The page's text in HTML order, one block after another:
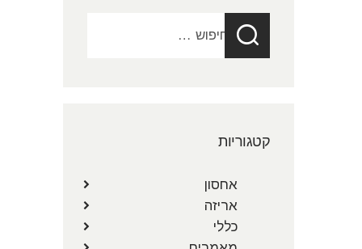
חיפוש:
קטגוריות
אחסון
אריזה
כללי